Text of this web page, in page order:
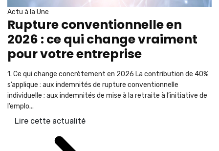
Actu à la Une
Rupture conventionnelle en
2026 : ce qui change vraiment
pour votre entreprise
1. Ce qui change concrètement en 2026 La contribution de 40%
s’applique : aux indemnités de rupture conventionnelle
individuelle ; aux indemnités de mise à la retraite à l’initiative de
l’emplo...
Lire cette actualité